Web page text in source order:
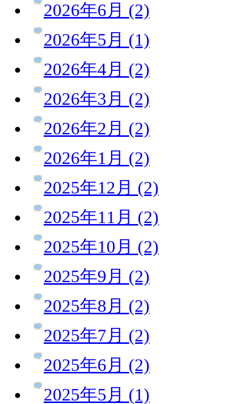
2026年6月 (2)
2026年5月 (1)
2026年4月 (2)
2026年3月 (2)
2026年2月 (2)
2026年1月 (2)
2025年12月 (2)
2025年11月 (2)
2025年10月 (2)
2025年9月 (2)
2025年8月 (2)
2025年7月 (2)
2025年6月 (2)
2025年5月 (1)